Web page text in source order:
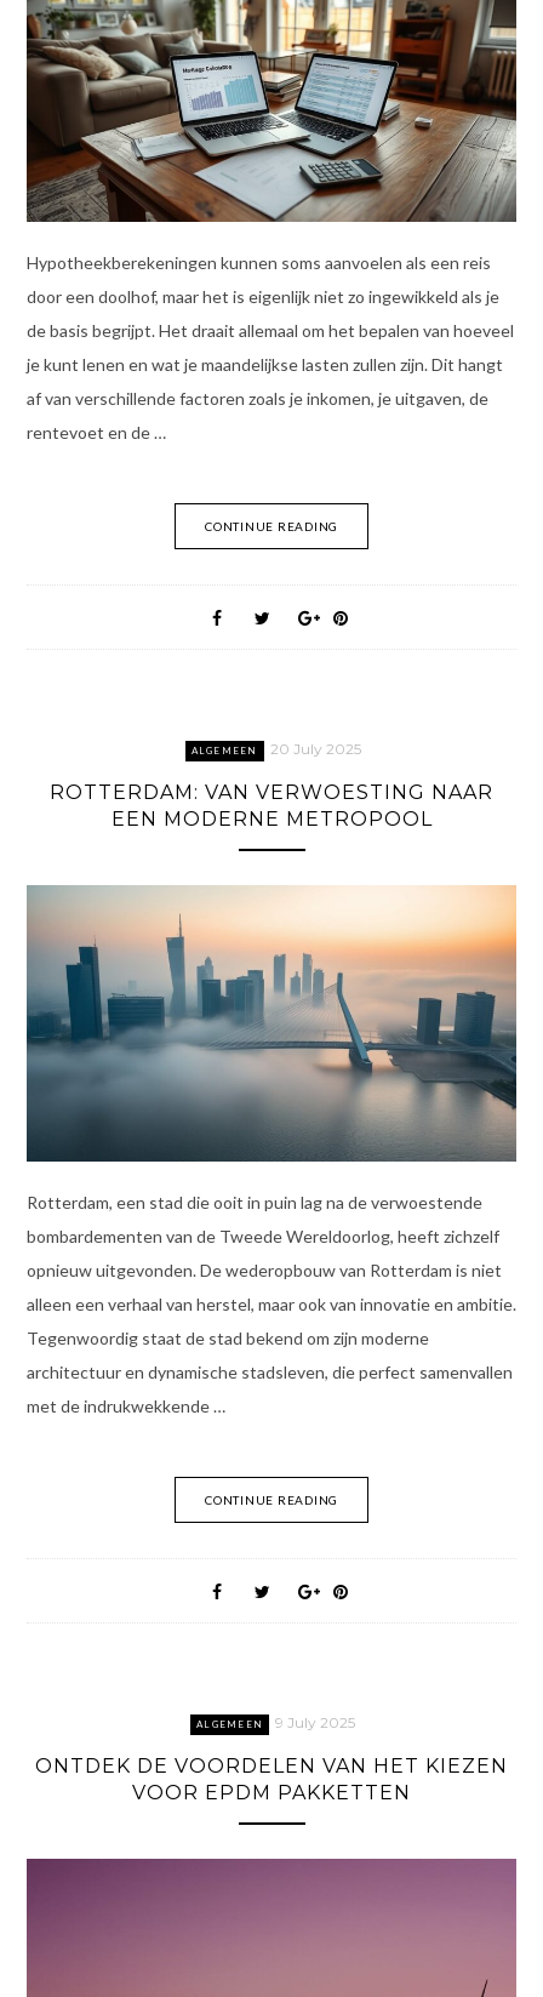
Hypotheekberekeningen kunnen soms aanvoelen als een reis
door een doolhof, maar het is eigenlijk niet zo ingewikkeld als je
de basis begrijpt. Het draait allemaal om het bepalen van hoeveel
je kunt lenen en wat je maandelijkse lasten zullen zijn. Dit hangt
af van verschillende factoren zoals je inkomen, je uitgaven, de
rentevoet en de …
CONTINUE READING
ALGEMEEN 20 July 2025
ROTTERDAM: VAN VERWOESTING NAAR
EEN MODERNE METROPOOL
Rotterdam, een stad die ooit in puin lag na de verwoestende
bombardementen van de Tweede Wereldoorlog, heeft zichzelf
opnieuw uitgevonden. De wederopbouw van Rotterdam is niet
alleen een verhaal van herstel, maar ook van innovatie en ambitie.
Tegenwoordig staat de stad bekend om zijn moderne
architectuur en dynamische stadsleven, die perfect samenvallen
met de indrukwekkende …
CONTINUE READING
ALGEMEEN 9 July 2025
ONTDEK DE VOORDELEN VAN HET KIEZEN
VOOR EPDM PAKKETTEN